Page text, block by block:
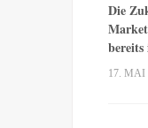
Die
17. MAI